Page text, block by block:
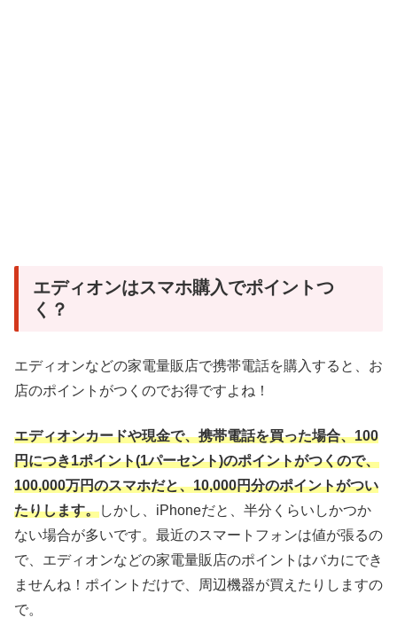
エディオンはスマホ購入でポイントつ
く？
エディオンなどの家電量販店で携帯電話を購入すると、お
店のポイントがつくのでお得ですよね！
エディオンカードや現金で、携帯電話を買った場合、100
円につき1ポイント(1パーセント)のポイントがつくので、
100,000万円のスマホだと、10,000円分のポイントがつい
たりします。しかし、 iPhoneだと、半分くらいしかつか
ない場合が多いです。最近のスマートフォンは値が張るの
で、エディオンなどの家電量販店のポイントはバカにでき
ませんね！ポイントだけで、周辺機器が買えたりしますの
で。